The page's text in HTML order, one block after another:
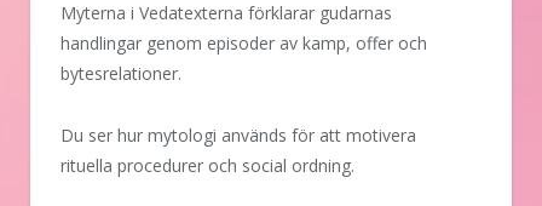
Myterna i Vedatexterna förklarar gudarnas
handlingar genom episoder av kamp, offer och
bytesrelationer.
Du ser hur mytologi används för att motivera
rituella procedurer och social ordning.